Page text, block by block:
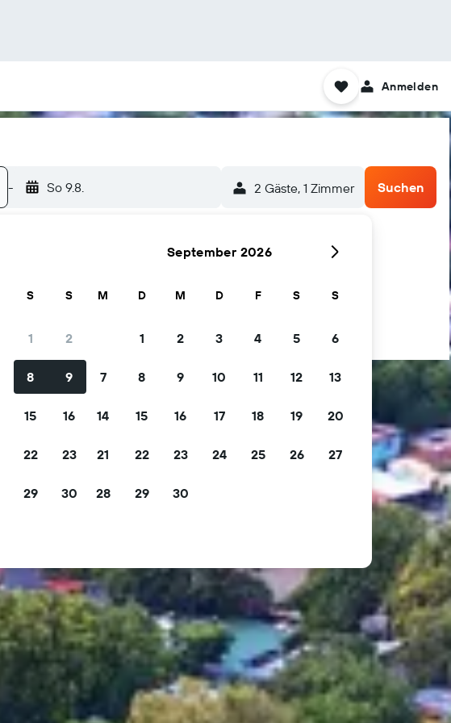
Anmelden
- So 9.8. 2 Gäste, 1 Zimmer Suchen
S S
1 2
8 9
15 16
22 23
29 30
September 2026
M D M D F S S
1 2 3 4 5 6
7 8 9 10 11 12 13
14 15 16 17 18 19 20
21 22 23 24 25 26 27
28 29 30